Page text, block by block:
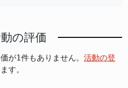
の評価
が1件もありません。 活動の登
す。